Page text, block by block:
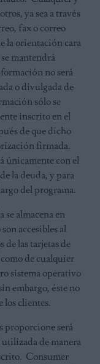
ya sea a través
fax o correo
la orientación cara
mantendrá
no será
o divulgada de
sólo se
inscrito en el
de que dicho
firmada.
únicamente con el
la deuda, y para
del programa.
almacena en
accesibles al
de las tarjetas de
de cualquier
sistema operativo
embargo, éste no
los clientes.
proporcione será
de manera
Consumer